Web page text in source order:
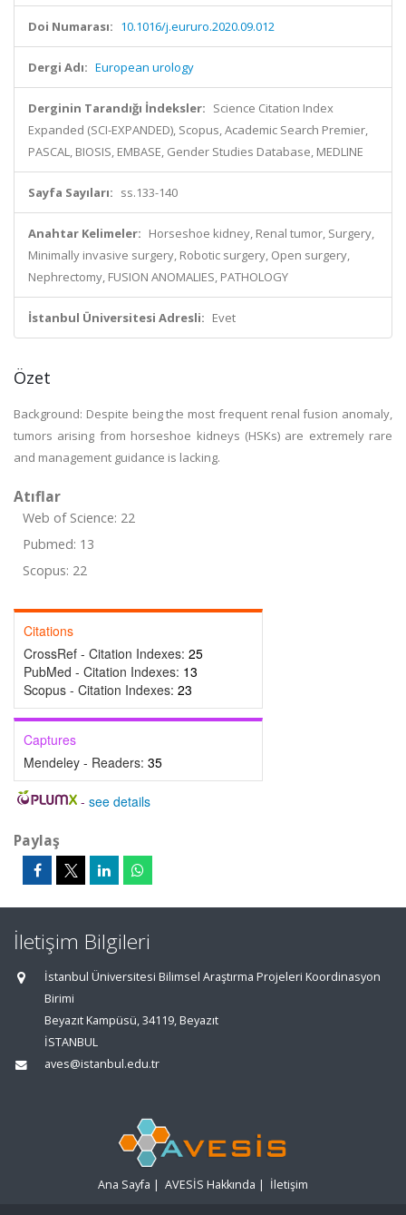
Doi Numarası: 10.1016/j.eururo.2020.09.012
Dergi Adı: European urology
Derginin Tarandığı İndeksler: Science Citation Index
Expanded (SCI-EXPANDED), Scopus, Academic Search Premier,
PASCAL, BIOSIS, EMBASE, Gender Studies Database, MEDLINE
Sayfa Sayıları: ss.133-140
Anahtar Kelimeler: Horseshoe kidney, Renal tumor, Surgery,
Minimally invasive surgery, Robotic surgery, Open surgery,
Nephrectomy, FUSION ANOMALIES, PATHOLOGY
İstanbul Üniversitesi Adresli: Evet
Özet
Background: Despite being the most frequent renal fusion anomaly,
tumors arising from horseshoe kidneys (HSKs) are extremely rare
and management guidance is lacking.
Atıflar
Web of Science: 22
Pubmed: 13
Scopus: 22
Citations
CrossRef - Citation Indexes: 25
PubMed - Citation Indexes: 13
Scopus - Citation Indexes: 23
Captures
Mendeley - Readers: 35
- see details
Paylaş
İletişim Bilgileri
İstanbul Üniversitesi Bilimsel Araştırma Projeleri Koordinasyon
Birimi
Beyazıt Kampüsü, 34119, Beyazıt
İSTANBUL
aves@istanbul.edu.tr
Ana Sayfa | AVESİS Hakkında | İletişim